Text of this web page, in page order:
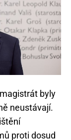
byly
neustávají.
proti dosud